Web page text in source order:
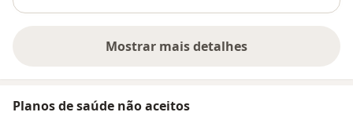
Mostrar mais detalhes
sobre o endereço
Planos de saúde não aceitos